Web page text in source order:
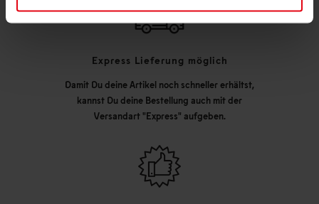
Express Lieferung möglich
Damit Du deine Artikel noch schneller erhältst,
kannst Du deine Bestellung auch mit der
Versandart "Express" aufgeben.